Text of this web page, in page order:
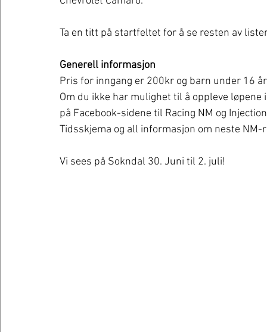
Ta en titt på startfeltet for å se resten av
Generell informasjon
Pris for inngang er 200kr og barn under 16
Om du ikke har mulighet til å oppleve
på Facebook-sidene til Racing NM og
Tidsskjema og all informasjon om neste
Vi sees på Sokndal 30. Juni til 2. juli!